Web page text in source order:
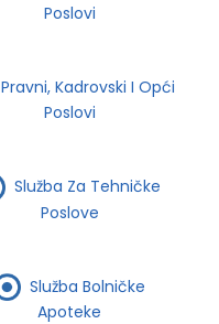
Poslovi
Pravni, Kadrovski I Opći
Poslovi
Služba Za Tehničke
Poslove
Služba Bolničke
Apoteke